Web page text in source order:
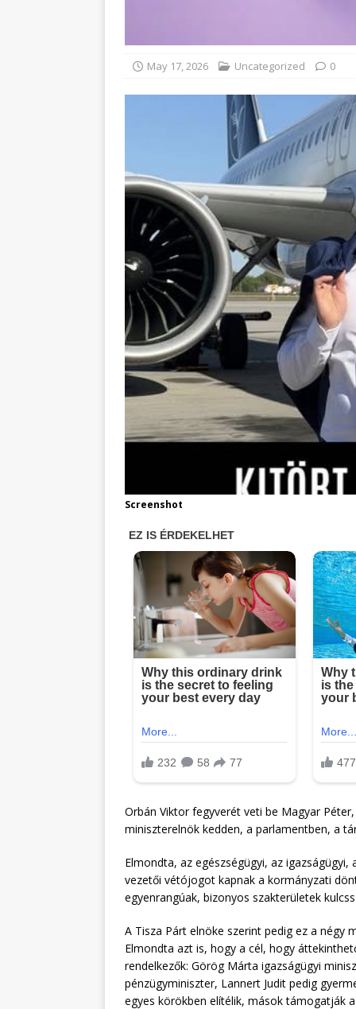
May 17, 2026 Uncategorized 0
Screenshot
Orbán Viktor fegyverét veti be Magyar
miniszterelnök kedden, a parlamentben, a
Elmondta, az egészségügyi, az
vezetői vétójogot kapnak a kormányzati
egyenrangúak, bizonyos szakterületek
A Tisza Párt elnöke szerint pedig ez a négy
Elmondta azt is, hogy a cél, hogy
rendelkezők: Görög Márta igazságügyi
pénzügyminiszter, Lannert Judit pedig
egyes körökben elítélik, mások támogatják